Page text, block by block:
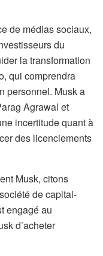
de médias sociaux,
du
la transformation
qui comprendra
personnel. Musk a
Agrawal et
incertitude quant à
des licenciements
Musk, citons
de capital-
engagé au
d’acheter